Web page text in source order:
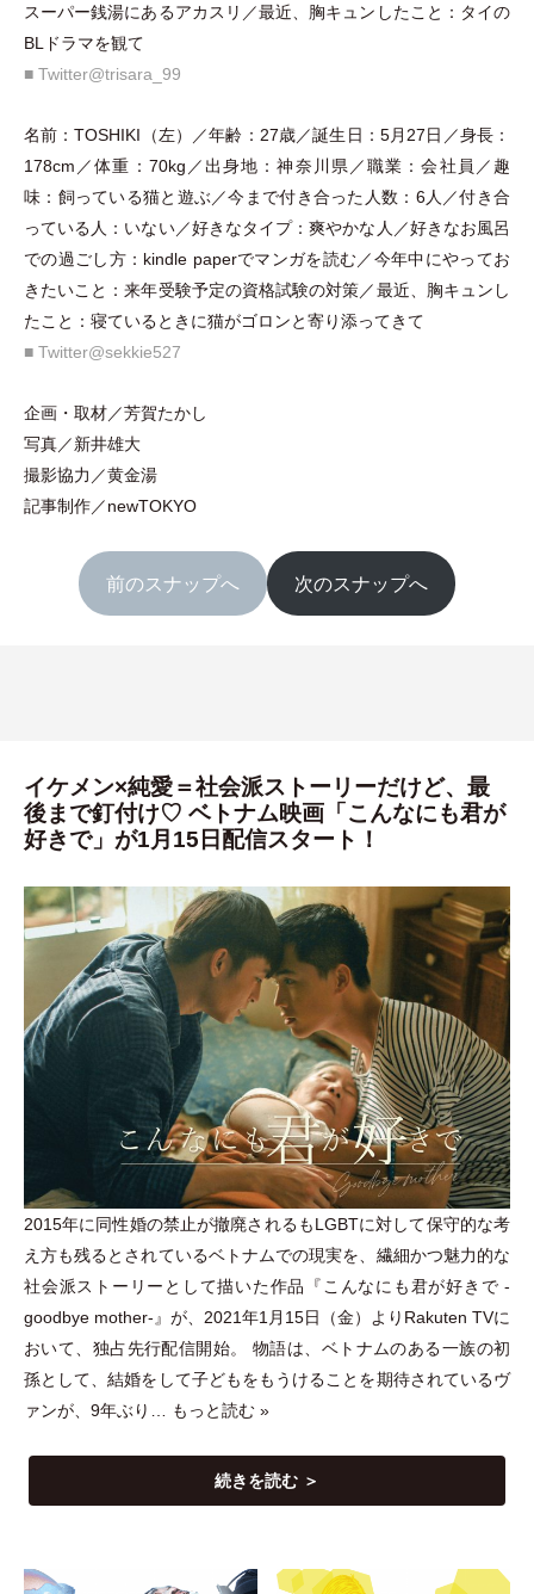
スーパー銭湯にあるアカスリ／最近、胸キュンしたこと：タイの
BLドラマを観て
■ Twitter@trisara_99
名前：TOSHIKI （左）
／年齢：27歳／誕生日：5月27日／身長：
178cm／体重：70kg／出身地：神奈川県／職業：会社員／趣
味：飼っている猫と遊ぶ／今まで付き合った人数：6人／付き合
っている人：いない／好きなタイプ：爽やかな人／好きなお風呂
での過ごし方：kindle paperでマンガを読む／今年中にやってお
きたいこと：来年受験予定の資格試験の対策／最近、胸キュンし
たこと：寝ているときに猫がゴロンと寄り添ってきて
■ Twitter@sekkie527
企画 ・ 取材／芳賀たかし
写真／新井雄大
撮影協力／黄金湯
記事制作／newTOKYO
前のスナップへ 次のスナップへ
イケメン×純愛＝社会派ストーリーだけど、最
後まで釘付け♡ ベトナム映画「こんなにも君が
好きで」が1月15日配信スタート！
2015年に同性婚の禁止が撤廃されるもLGBTに対して保守的な考
え方も残るとされているベトナムでの現実を、繊細かつ魅力的な
社会派ストーリーとして描いた作品『こんなにも君が好きで -
goodbye mother-』が、2021年1月15日
（金）
よりRakuten TVに
おいて、独占先行配信開始。 物語は、ベトナムのある一族の初
孫として、結婚をして子どもをもうけることを期待されているヴ
ァンが、9年ぶり…
もっと読む »
続きを読む ＞